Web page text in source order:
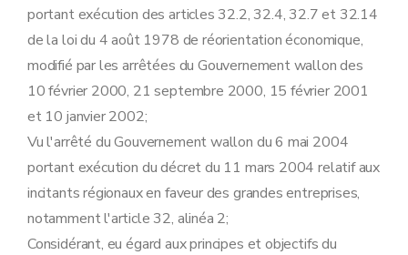
Art. 46
portant exécution des articles 32.2, 32.4, 32.7 et 32.14
de la loi du 4 août 1978 de réorientation économique,
modifié par les arrêtées du Gouvernement wallon des
10 février 2000, 21 septembre 2000, 15 février 2001
et 10 janvier 2002;
Vu l'arrêté du Gouvernement wallon du 6 mai 2004
portant exécution du décret du 11 mars 2004 relatif aux
incitants régionaux en faveur des grandes entreprises,
notamment l'article 32, alinéa 2;
Considérant, eu égard aux principes et objectifs du